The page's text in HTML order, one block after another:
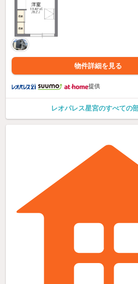
物件詳細を見る
提供
レオパレス星宮のすべての